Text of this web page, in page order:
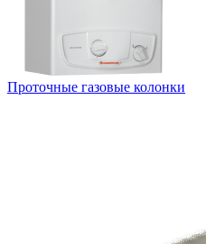
Проточные газовые колонки